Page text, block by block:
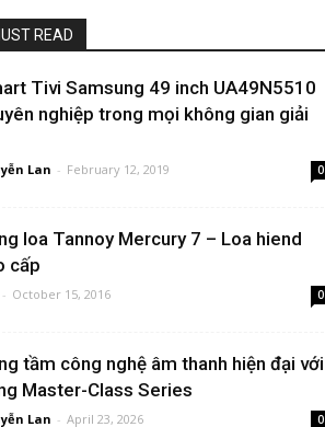
READ
Tivi Samsung 49 inch UA49N5510
nghiệp trong mọi không gian giải
Lan - February 12, 2019 0
loa Tannoy Mercury 7 – Loa hiend
cấp
- October 15, 2016 0
tầm công nghệ âm thanh hiện đại với
Master-Class Series
Lan - April 23, 2026 0